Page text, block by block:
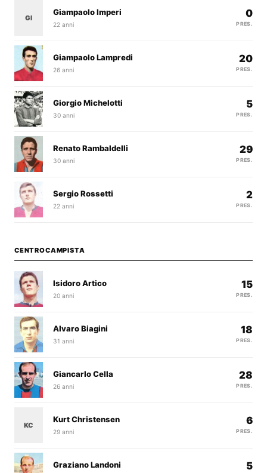
GI
Giampaolo Imperi
22 anni
0
PRES.
Giampaolo Lampredi
26 anni
20
PRES.
Giorgio Michelotti
30 anni
5
PRES.
Renato Rambaldelli
30 anni
29
PRES.
Sergio Rossetti
22 anni
2
PRES.
CENTROCAMPISTA
Isidoro Artico
20 anni
15
PRES.
Alvaro Biagini
31 anni
18
PRES.
Giancarlo Cella
26 anni
28
PRES.
KC
Kurt Christensen
29 anni
6
PRES.
Graziano Landoni 5